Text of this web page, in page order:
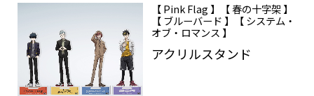
Live / Event
Discography
【 Pink Flag 】【 春の十字架 】
【 ブルーバード 】【 システム・
オブ・ロマンス 】
アクリルスタンド